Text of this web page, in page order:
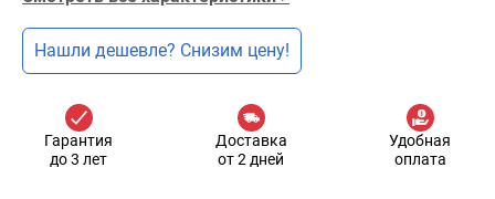
Нашли дешевле? Снизим цену!
Гарантия
до 3 лет
Доставка
от 2 дней
Удобная
оплата